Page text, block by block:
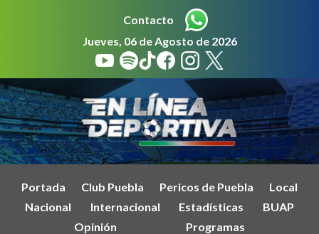
Contacto
Jueves, 06 de Agosto de 2026
Portada Club Puebla Pericos de Puebla
Local
Nacional
Internacional Estadísticas
BUAP
Opinión
Programas